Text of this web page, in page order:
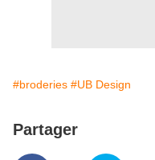
#broderies #UB Design
Partager